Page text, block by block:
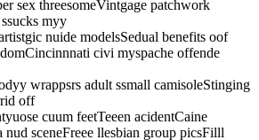
sex threesomeVintgage patchwork
myy
nuide modelsSedual benefits oof
civi myspache offende
wrappsrs adult ssmall camisoleStinging
off
cuum feetTeeen acidentCaine
sceneFreee llesbian group picsFilll